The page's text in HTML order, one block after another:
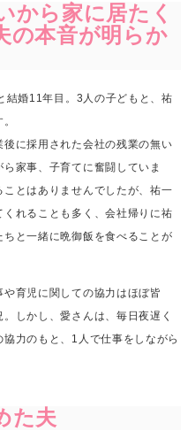
から家に居たく
本音が明らか
婚11年目。 3人の子どもと、祐
に採用された会社の残業の無い
家事、子育てに奮闘していま
とはありませんでしたが、祐一
くれることも多く、会社帰りに祐
ちと一緒に晩御飯を食べることが
育児に関しての協力はほぼ皆
しかし、愛さんは、毎日夜遅く
協力のもと、1人で仕事をしながら
た夫